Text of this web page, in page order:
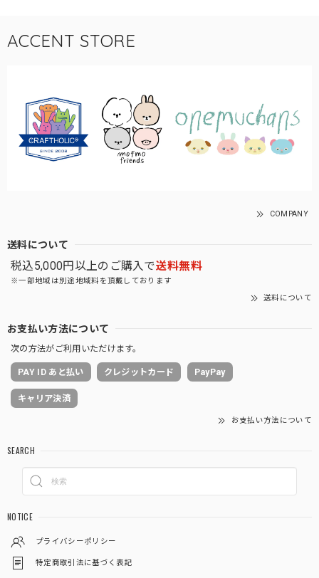
ACCENT STORE
COMPANY
送料について
税込5,000円以上のご購入で送料無料
※一部地域は別途地域料を頂戴しております
送料について
お支払い方法について
次の方法がご利用いただけます。
PAY ID あと払い クレジットカード PayPay
キャリア決済
お支払い方法について
SEARCH
NOTICE
プライバシーポリシー
特定商取引法に基づく表記